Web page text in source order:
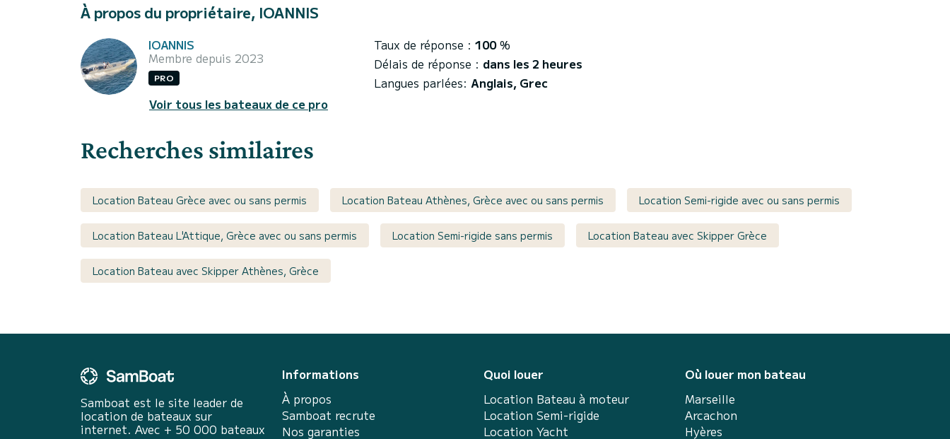
À propos du propriétaire, IOANNIS
IOANNIS
Membre depuis 2023
PRO
Voir tous les bateaux de ce pro
Taux de réponse : 100%
Délais de réponse : dans les 2 heures
Langues parlées: Anglais, Grec
Recherches similaires
Location Bateau Grèce avec ou sans permis Location Bateau Athènes, Grèce avec ou sans permis Location Semi-rigide avec ou sans permis
Location Bateau L'Attique, Grèce avec ou sans permis Location Semi-rigide sans permis Location Bateau avec Skipper Grèce
Location Bateau avec Skipper Athènes, Grèce
Samboat est le site leader de
location de bateaux sur
internet. Avec + 50 000 bateaux
Informations
À propos
Samboat recrute
Nos garanties
Quoi louer
Location Bateau à moteur
Location Semi-rigide
Location Yacht
Où louer mon bateau
Marseille
Arcachon
Hyères